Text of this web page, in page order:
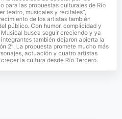
para las propuestas culturales de Río
teatro, musicales y recitales”,
de los artistas también
público. Con humor, complicidad y
busca seguir creciendo y ya
también dejaron abierta la
2”. La propuesta promete mucho más
actuación y cuatro artistas
la cultura desde Río Tercero.